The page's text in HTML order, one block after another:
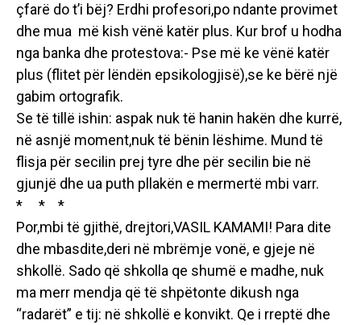
çfarë do t’i bëj? Erdhi profesori,po ndante provimet
dhe mua më kish vënë katër plus. Kur brof u hodha
nga banka dhe protestova:- Pse më ke vënë katër
plus (flitet për lëndën epsikologjisë),se ke bërë një
gabim ortografik.
Se të tillë ishin: aspak nuk të hanin hakën dhe kurrë,
në asnjë moment,nuk të bënin lëshime. Mund të
flisja për secilin prej tyre dhe për secilin bie në
gjunjë dhe ua puth pllakën e mermertë mbi varr.
* * *
Por,mbi të gjithë, drejtori,VASIL KAMAMI! Para dite
dhe mbasdite,deri në mbrëmje vonë, e gjeje në
shkollë. Sado që shkolla qe shumë e madhe, nuk
ma merr mendja që të shpëtonte dikush nga
“radarët” e tij: në shkollë e konvikt. Qe i rreptë dhe